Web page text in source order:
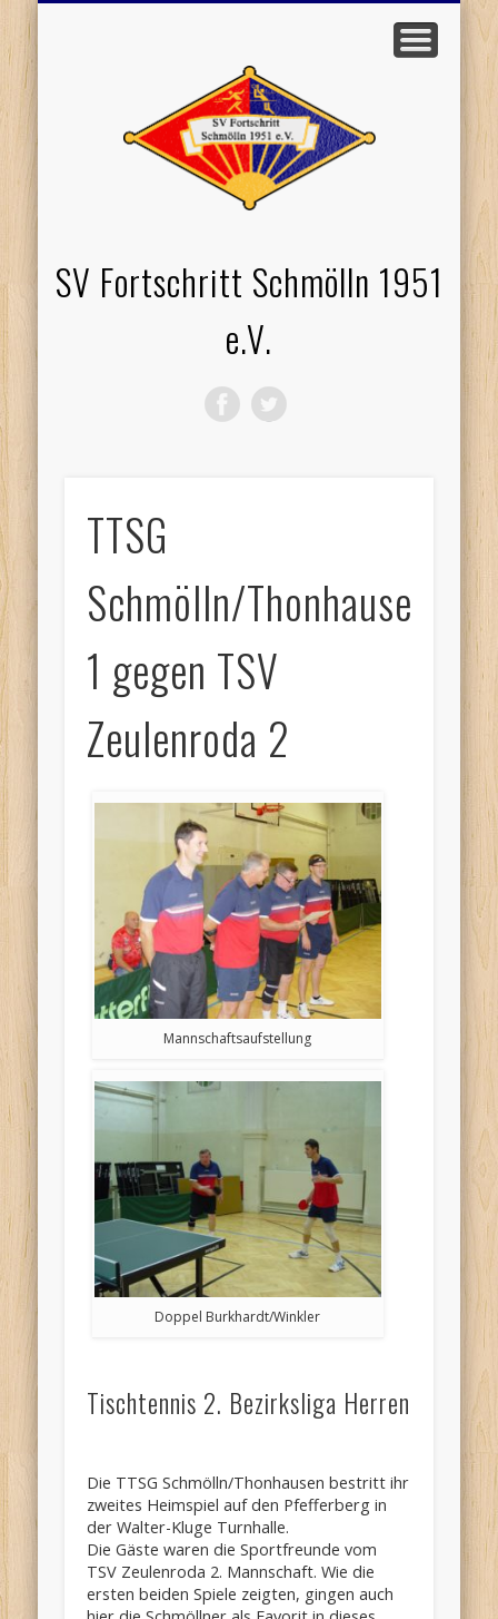
SV Fortschritt Schmölln 1951
e.V.
TTSG
Schmölln/Thonhausen
1 gegen TSV
Zeulenroda 2
Mannschaftsaufstellung
Doppel Burkhardt/Winkler
Tischtennis 2. Bezirksliga Herren
Die TTSG Schmölln/Thonhausen bestritt ihr
zweites Heimspiel auf den Pfefferberg in
der Walter-Kluge Turnhalle.
Die Gäste waren die Sportfreunde vom
TSV Zeulenroda 2. Mannschaft. Wie die
ersten beiden Spiele zeigten, gingen auch